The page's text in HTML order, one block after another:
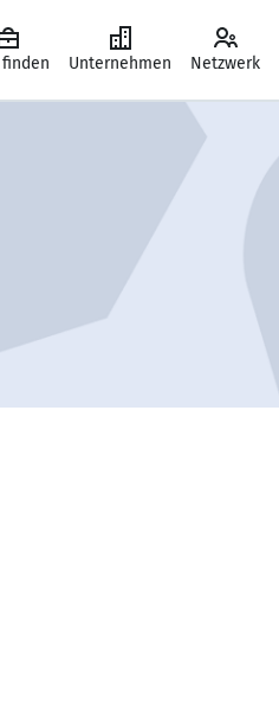
finden Unternehmen Netzwerk